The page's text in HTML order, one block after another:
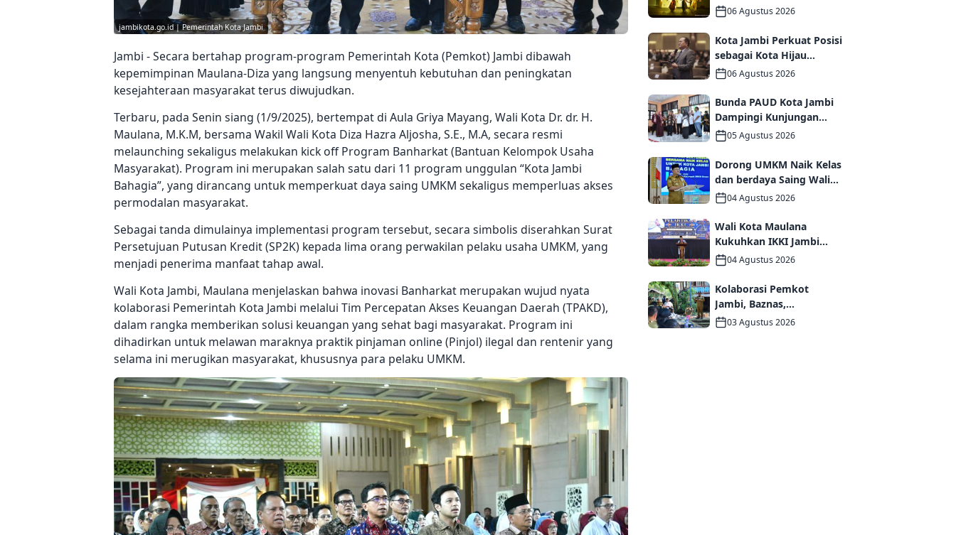
jambikota.go.id | Pemerintah Kota Jambi
Jambi - Secara bertahap program-program Pemerintah Kota (Pemkot) Jambi dibawah
kepemimpinan Maulana-Diza yang langsung menyentuh kebutuhan dan peningkatan
kesejahteraan masyarakat terus diwujudkan.
Terbaru, pada Senin siang (1/9/2025), bertempat di Aula Griya Mayang, Wali Kota Dr. dr. H.
Maulana, M.K.M, bersama Wakil Wali Kota Diza Hazra Aljosha, S.E., M.A, secara resmi
melaunching sekaligus melakukan kick off Program Banharkat (Bantuan Kelompok Usaha
Masyarakat). Program ini merupakan salah satu dari 11 program unggulan “Kota Jambi
Bahagia”, yang dirancang untuk memperkuat daya saing UMKM sekaligus memperluas akses
permodalan masyarakat.
Sebagai tanda dimulainya implementasi program tersebut, secara simbolis diserahkan Surat
Persetujuan Putusan Kredit (SP2K) kepada lima orang perwakilan pelaku usaha UMKM, yang
menjadi penerima manfaat tahap awal.
Wali Kota Jambi, Maulana menjelaskan bahwa inovasi Banharkat merupakan wujud nyata
kolaborasi Pemerintah Kota Jambi melalui Tim Percepatan Akses Keuangan Daerah (TPAKD),
dalam rangka memberikan solusi keuangan yang sehat bagi masyarakat. Program ini
dihadirkan untuk melawan maraknya praktik pinjaman online (Pinjol) ilegal dan rentenir yang
selama ini merugikan masyarakat, khususnya para pelaku UMKM.
Wawako Diza Apresiasi
Karya Seniman Jambi
06 Agustus 2026
Kota Jambi Perkuat Posisi
sebagai Kota Hijau
Melalui Forum
GCMC 2026
06 Agustus 2026
Bunda PAUD Kota Jambi
Dampingi Kunjungan
Kemendikdasmen,
Perkuat Kolaborasi
Wujudkan PAUD
Berkualitas dan Generasi
Emas 2045
05 Agustus 2026
Dorong UMKM Naik Kelas
dan berdaya Saing Wali
Kota Maulana kukuhkan
Binaan
04 Agustus 2026
Wali Kota Maulana
Kukuhkan IKKI Jambi
Periode 2026–2031,
Perkuat Persaudaraan
dan Kolaborasi dalam
Keberagaman
04 Agustus 2026
Kolaborasi Pemkot
Jambi, Baznas,
Pegadaian, dan Lapas
03 Agustus 2026